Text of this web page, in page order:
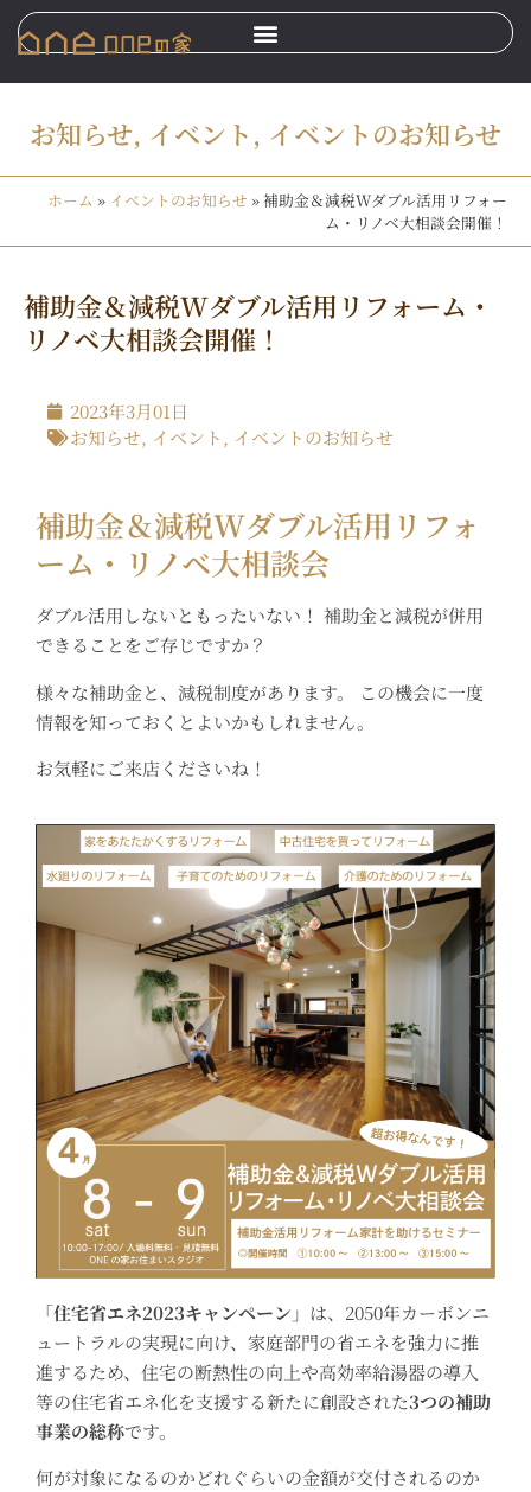
お知らせ, イベント, イベントのお知らせ
ホーム » イベントのお知らせ »補助金＆減税Wダブル活用リフォー
ム・リノベ大相談会開催！
補助金＆減税Wダブル活用リフォーム・
リノベ大相談会開催！
2023年3月01日
お知らせ, イベント, イベントのお知らせ
補助金＆減税Wダブル活用リフォ
ーム・リノベ大相談会
ダブル活用しないともったいない！ 補助金と減税が併用
できることをご存じですか？
様々な補助金と、減税制度があります。 この機会に一度
情報を知っておくとよいかもしれません。
お気軽にご来店くださいね！
「住宅省エネ2023キャンペーン 」は、2050年カーボンニ
ュートラルの実現に向け、家庭部門の省エネを強力に推
進するため、住宅の断熱性の向上や高効率給湯器の導入
等の住宅省エネ化を支援する新たに創設された3つの補助
事業の総称です。
何が対象になるのかどれぐらいの金額が交付されるのか